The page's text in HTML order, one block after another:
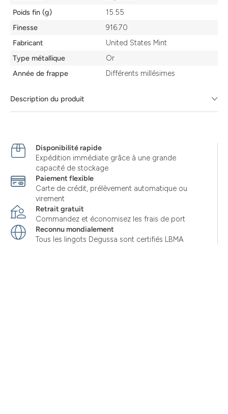
Description du produit
Poids fin (g)
15.55
Finesse
916.70
Fabricant
United States Mint
Type métallique
Or
Année de frappe
Différents millésimes
Disponibilité rapide
Expédition immédiate grâce à une grande
capacité de stockage
Paiement flexible
Carte de crédit, prélèvement automatique ou
virement
Retrait gratuit
Commandez et économisez les frais de port
Reconnu mondialement
Tous les lingots Degussa sont certifiés LBMA